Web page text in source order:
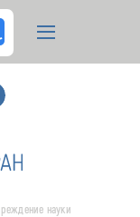
науки